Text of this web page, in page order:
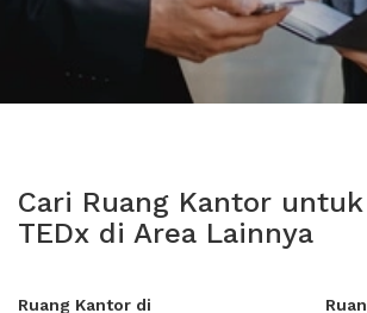
Cari Ruang Kantor untuk
TEDx di Area Lainnya
Ruang Kantor di